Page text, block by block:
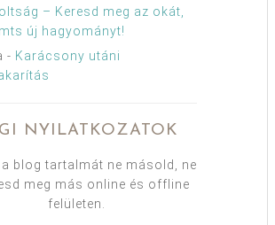
– Keresd meg az okát,
új hagyományt!
- Karácsony utáni
NYILATKOZATOK
a blog tartalmát ne másold, ne
meg más online és offline
felületen.